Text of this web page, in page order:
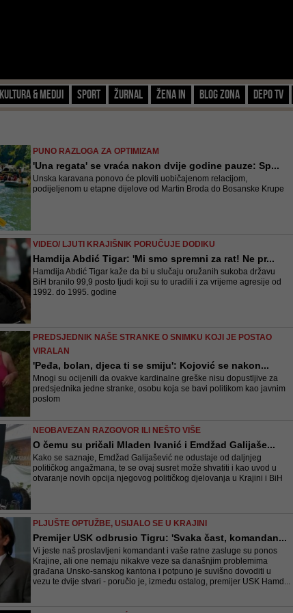
Kultura & Mediji Sport Žurnal Žena IN Blog zona Depo TV
PUNO RAZLOGA ZA OPTIMIZAM
'Una regata' se vraća nakon dvije godine pauze: Sp...
Unska karavana ponovo će ploviti uobičajenom relacijom,
podijeljenom u etapne dijelove od Martin Broda do Bosanske Krupe
VIDEO/ LJUTI KRAJIŠNIK PORUČUJE DODIKU
Hamdija Abdić Tigar: 'Mi smo spremni za rat! Ne pr...
Hamdija Abdić Tigar kaže da bi u slučaju oružanih sukoba državu
BiH branilo 99,9 posto ljudi koji su to uradili i za vrijeme agresije od
1992. do 1995. godine
PREDSJEDNIK NAŠE STRANKE O SNIMKU KOJI JE POSTAO
VIRALAN
'Peđa, bolan, djeca ti se smiju': Kojović se nakon...
Mnogi su ocijenili da ovakve kardinalne greške nisu dopustljive za
predsjednika jedne stranke, osobu koja se bavi politikom kao javnim
poslom
NEOBAVEZAN RAZGOVOR ILI NEŠTO VIŠE
O čemu su pričali Mladen Ivanić i Emdžad Galijaše...
Kako se saznaje, Emdžad Galijašević ne odustaje od daljnjeg
političkog angažmana, te se ovaj susret može shvatiti i kao uvod u
otvaranje novih opcija njegovog političkog djelovanja u Krajini i BiH
PLJUŠTE OPTUŽBE, USIJALO SE U KRAJINI
Premijer USK odbrusio Tigru: 'Svaka čast, komandan...
Vi jeste naš proslavljeni komandant i vaše ratne zasluge su ponos
Krajine, ali one nemaju nikakve veze sa današnjim problemima
građana Unsko-sanskog kantona i potpuno je suvišno dovoditi u
vezu te dvije stvari - poručio je, između ostalog, premijer USK Hamd...